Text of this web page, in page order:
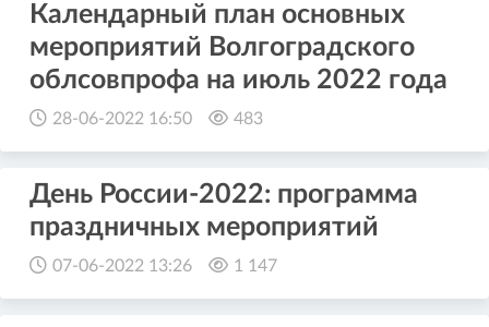
Календарный план основных
мероприятий Волгоградского
облсовпрофа на июль 2022 года
28-06-2022 16:50 483
День России-2022: программа
праздничных мероприятий
07-06-2022 13:26 1 147